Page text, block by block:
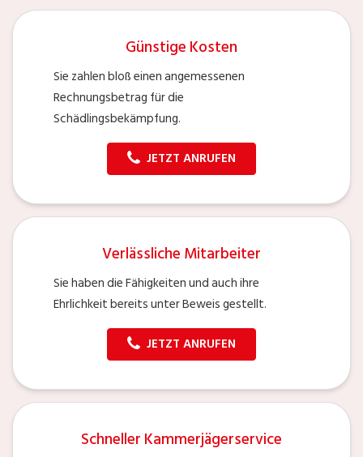
Günstige Kosten
Sie zahlen bloß einen angemessenen
Rechnungsbetrag für die
Schädlingsbekämpfung.
JETZT ANRUFEN
Verlässliche Mitarbeiter
Sie haben die Fähigkeiten und auch ihre
Ehrlichkeit bereits unter Beweis gestellt.
JETZT ANRUFEN
Schneller Kammerjägerservice